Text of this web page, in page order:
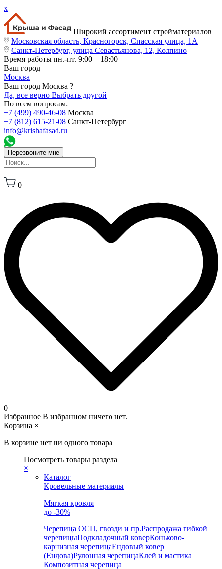
x
Широкий ассортимент стройматериалов
Московская область, Красногорск, Спасская улица, 1А
Санкт-Петербург, улица Севастьянова, 12, Колпино
Время работы пн.-пт. 9:00 – 18:00
Ваш город
Москва
Ваш город Москва ?
Да, все верно Выбрать другой
По всем вопросам:
+7 (499) 490-46-08 Москва
+7 (812) 615-21-08 Санкт-Петербург
info@krishafasad.ru
Перезвоните мне
0
0
Избранное В избранном ничего нет.
Корзина ×
В корзине нет ни одного товара
Посмотреть товары раздела
×
Каталог
Кровельные материалы
Мягкая кровля
до -30%
Черепица ОСП, гвозди и пр.Распродажа гибкой
черепицыПодкладочный коверКоньково-
карнизная черепицаЕндовый ковер
(Ендова)Рулонная черепицаКлей и мастика
Композитная черепица